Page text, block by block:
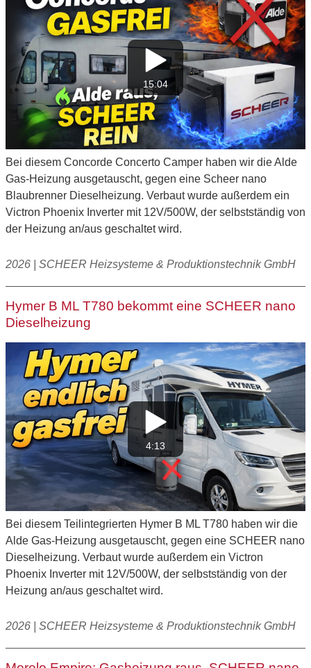
15:04
Bei diesem Concorde Concerto Camper haben wir die Alde
Gas-Heizung ausgetauscht, gegen eine Scheer nano
Blaubrenner Dieselheizung. Verbaut wurde außerdem ein
Victron Phoenix Inverter mit 12V/500W, der selbstständig von
der Heizung an/aus geschaltet wird.
2026 | SCHEER Heizsysteme & Produktionstechnik GmbH
Hymer B ML T780 bekommt eine SCHEER nano
Dieselheizung
4:13
Bei diesem Teilintegrierten Hymer B ML T780 haben wir die
Alde Gas-Heizung ausgetauscht, gegen eine SCHEER nano
Dieselheizung. Verbaut wurde außerdem ein Victron
Phoenix Inverter mit 12V/500W, der selbstständig von der
Heizung an/aus geschaltet wird.
2026 | SCHEER Heizsysteme & Produktionstechnik GmbH